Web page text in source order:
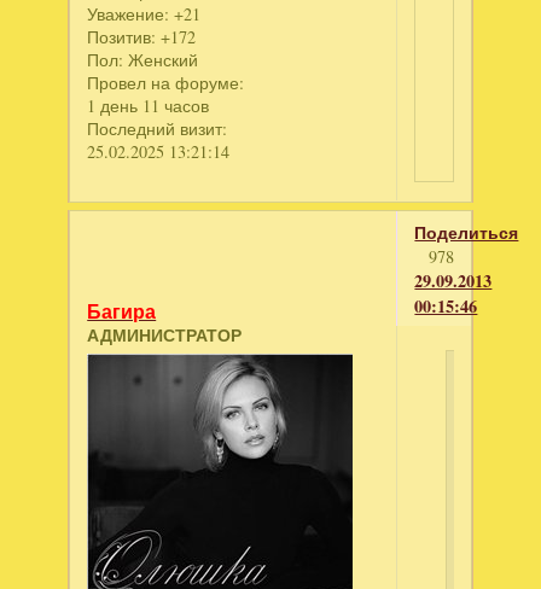
Уважение: +21
Позитив: +172
Пол: Женский
Провел на форуме:
1 день 11 часов
Последний визит:
25.02.2025 13:21:14
Поделиться
978
29.09.2013
00:15:46
Багира
АДМИНИСТРАТОР